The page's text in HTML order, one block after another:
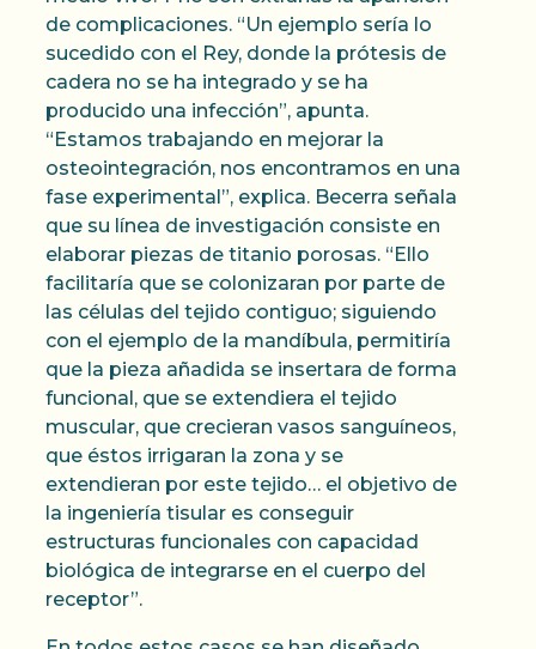
de complicaciones. “Un ejemplo sería lo
sucedido con el Rey, donde la prótesis de
cadera no se ha integrado y se ha
producido una infección”, apunta.
“Estamos trabajando en mejorar la
osteointegración, nos encontramos en una
fase experimental”, explica. Becerra señala
que su línea de investigación consiste en
elaborar piezas de titanio porosas. “Ello
facilitaría que se colonizaran por parte de
las células del tejido contiguo; siguiendo
con el ejemplo de la mandíbula, permitiría
que la pieza añadida se insertara de forma
funcional, que se extendiera el tejido
muscular, que crecieran vasos sanguíneos,
que éstos irrigaran la zona y se
extendieran por este tejido… el objetivo de
la ingeniería tisular es conseguir
estructuras funcionales con capacidad
biológica de integrarse en el cuerpo del
receptor”.